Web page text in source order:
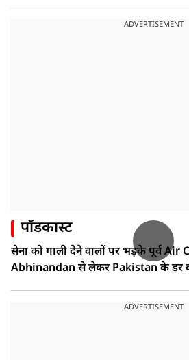
ADVERTISEMENT
पॉडकास्ट
सेना को गाली देने वालों पर भड़के पूर्व
Abhinandan से लेकर Pakistan के डर
ADVERTISEMENT